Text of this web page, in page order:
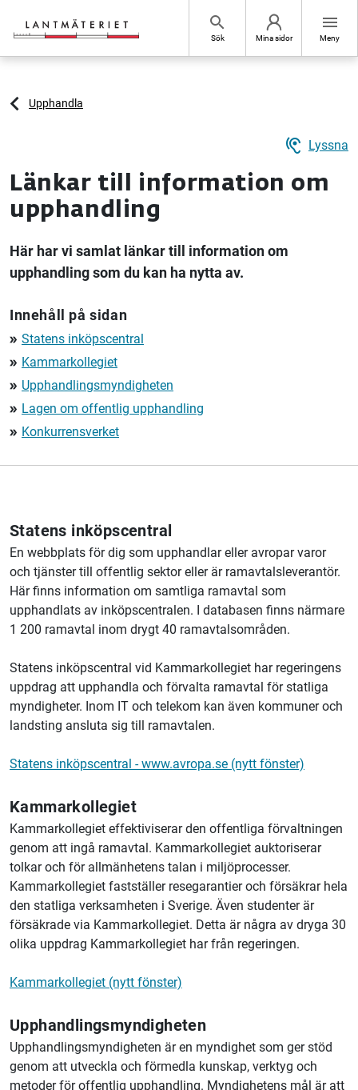
search
Sök Mina sidor
menu
Meny
Upphandla
hearing Lyssna
Länkar till information om
upphandling
Här har vi samlat länkar till information om
upphandling som du kan ha nytta av.
Innehåll på sidan
double_arrow Statens inköpscentral
double_arrow Kammarkollegiet
double_arrow Upphandlingsmyndigheten
double_arrow Lagen om offentlig upphandling
double_arrow Konkurrensverket
Statens inköpscentral
En webbplats för dig som upphandlar eller avropar varor
och tjänster till offentlig sektor eller är ramavtalsleverantör.
Här finns information om samtliga ramavtal som
upphandlats av inköpscentralen. I databasen finns närmare
1 200 ramavtal inom drygt 40 ramavtalsområden.
Statens inköpscentral vid Kammarkollegiet har regeringens
uppdrag att upphandla och förvalta ramavtal för statliga
myndigheter. Inom IT och telekom kan även kommuner och
landsting ansluta sig till ramavtalen.
Statens inköpscentral - www.avropa.se (nytt fönster)
Kammarkollegiet
Kammarkollegiet effektiviserar den offentliga förvaltningen
genom att ingå ramavtal. Kammarkollegiet auktoriserar
tolkar och för allmänhetens talan i miljöprocesser.
Kammarkollegiet fastställer resegarantier och försäkrar hela
den statliga verksamheten i Sverige. Även studenter är
försäkrade via Kammarkollegiet. Detta är några av dryga 30
olika uppdrag Kammarkollegiet har från regeringen.
Kammarkollegiet (nytt fönster)
Upphandlingsmyndigheten
Upphandlingsmyndigheten är en myndighet som ger stöd
genom att utveckla och förmedla kunskap, verktyg och
metoder för offentlig upphandling. Myndighetens mål är att